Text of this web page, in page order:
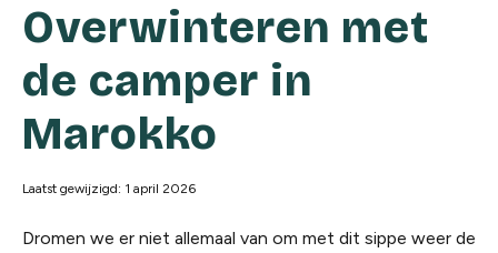
Overwinteren met
de camper in
Marokko
Laatst gewijzigd: 1 april 2026
Dromen we er niet allemaal van om met dit sippe weer de